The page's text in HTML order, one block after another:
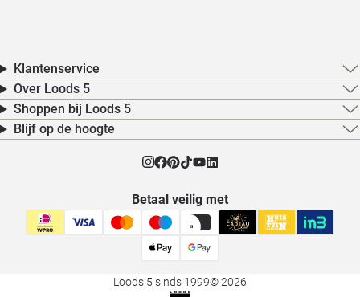
Klantenservice
Over Loods 5
Shoppen bij Loods 5
Blijf op de hoogte
Betaal veilig met
Loods 5 sinds 1999© 2026